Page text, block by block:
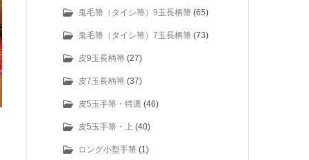
鬼毛箒（タイシ箒）9玉長柄箒 (65)
鬼毛箒（タイシ箒）7玉長柄箒 (73)
皮9玉長柄箒 (27)
皮7玉長柄箒 (37)
皮5玉手箒・特選 (46)
皮5玉手箒・上 (40)
ロング小型手箒 (1)